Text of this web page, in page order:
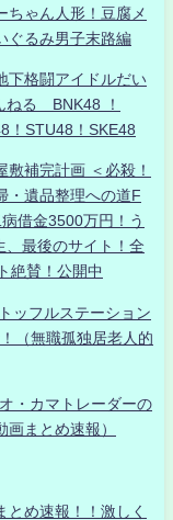
ゃん人形！豆腐メ
ぐるみ男子末路編
格闘アイドルだい
ねる BNK48 ！
！STU48！SKE48
補完計画 ＜必殺！
・遺品整理への道F
借金3500万円！う
、最後のサイト！全
絶賛！公開中
ッフルステーション
（無職孤独居老人的
・カマトレーダーの
まとめ速報）
め速報！！激しく